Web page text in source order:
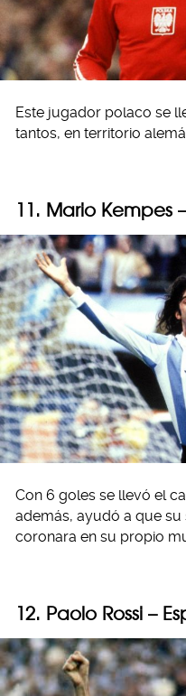
Este jugador polaco se
tantos, en territorio
11. Mario Kempes
Con 6 goles se llevó el
además, ayudó a que su
coronara en su propio
12. Paolo Rossi –